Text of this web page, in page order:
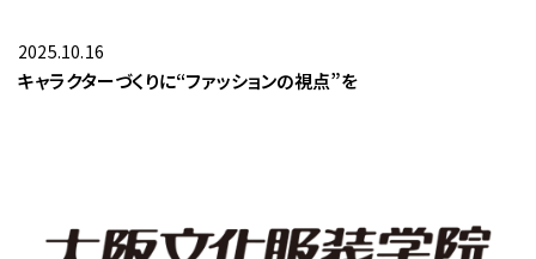
2025.10.16
キャラクターづくりに“ファッションの視点”を